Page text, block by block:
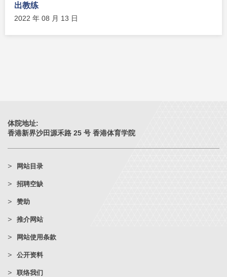
出教练
2022 年 08 月 13 日
体院地址:
香港新界沙田源禾路 25 号 香港体育学院
网站目录
招聘空缺
赞助
推介网站
网站使用条款
公开资料
联络我们